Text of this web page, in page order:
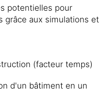
potentielles pour
grâce aux simulations et
(facteur temps)
d'un bâtiment en un